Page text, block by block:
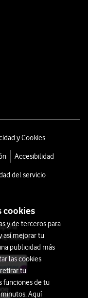
y Cookies
Accesibilidad
del servicio
Madrid
cookies
y de terceros para
así mejorar tu
publicidad más
las cookies
tu
funciones de tu
Aquí